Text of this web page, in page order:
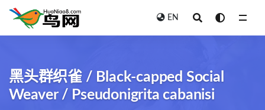
EN
黑头群织雀 / Black-capped Social
Weaver / Pseudonigrita cabanisi